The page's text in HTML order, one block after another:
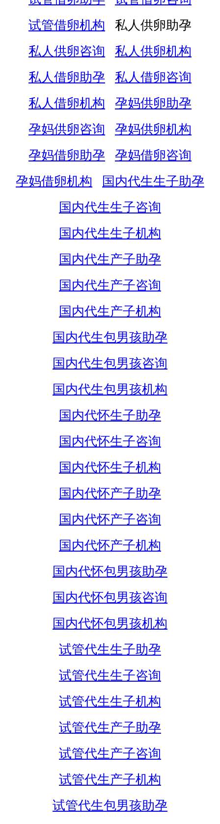
试管借卵机构
私人供卵助孕
私人供卵咨询
私人供卵机构
私人借卵助孕
私人借卵咨询
私人借卵机构
孕妈供卵助孕
孕妈供卵咨询
孕妈供卵机构
孕妈借卵助孕
孕妈借卵咨询
孕妈借卵机构
国内代生生子助孕
国内代生生子咨询
国内代生生子机构
国内代生产子助孕
国内代生产子咨询
国内代生产子机构
国内代生包男孩助孕
国内代生包男孩咨询
国内代生包男孩机构
国内代怀生子助孕
国内代怀生子咨询
国内代怀生子机构
国内代怀产子助孕
国内代怀产子咨询
国内代怀产子机构
国内代怀包男孩助孕
国内代怀包男孩咨询
国内代怀包男孩机构
试管代生生子助孕
试管代生生子咨询
试管代生生子机构
试管代生产子助孕
试管代生产子咨询
试管代生产子机构
试管代生包男孩助孕